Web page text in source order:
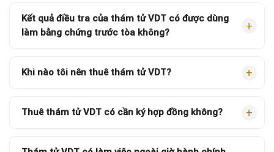
Kết quả điều tra của thám tử VDT có được dùng
làm bằng chứng trước tòa không?
Khi nào tôi nên thuê thám tử VDT?
Thuê thám tử VDT có cần ký hợp đồng không?